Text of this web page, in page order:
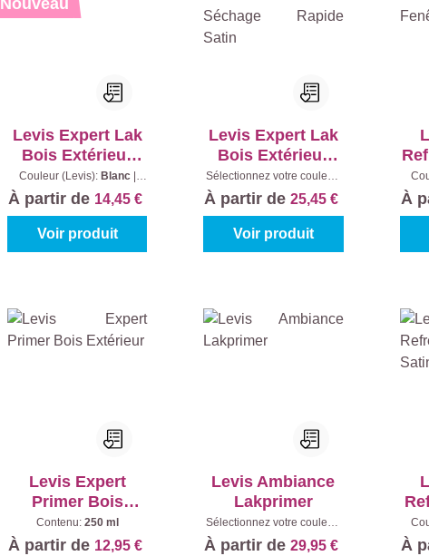
Nouveau
Levis Expert Lak
Bois Extérieur
Satin
Couleur (Levis): Blanc
À partir de 14,45 €
Voir produit
Levis Expert Lak
Bois Extérieur
Séchage Rapide
Satin
Sélectionnez votre couleur:
Contenu: 0,5 l
À partir de25,45 €
Voir produit
À
Levis Expert
Primer Bois
Extérieur
Contenu: 250 ml
À partir de 12,95 €
Levis Ambiance
Lakprimer
Sélectionnez votre couleur:
0,75 l
À partir de29,95 € À